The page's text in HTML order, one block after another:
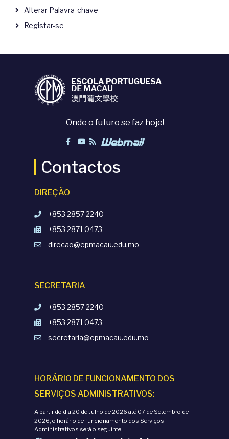
Alterar Palavra-chave
Registar-se
Onde o futuro se faz hoje!
Contactos
DIREÇÃO
+853 2857 2240
+853 2871 0473
direcao@epmacau.edu.mo
SECRETARIA
+853 2857 2240
+853 2871 0473
secretaria@epmacau.edu.mo
HORÁRIO DE FUNCIONAMENTO DOS
SERVIÇOS ADMINISTRATIVOS:
A partir do dia 20 de Julho de 2026 até 07 de Setembro de
2026, o horário de funcionamento dos Serviços
Administrativos será o seguinte: